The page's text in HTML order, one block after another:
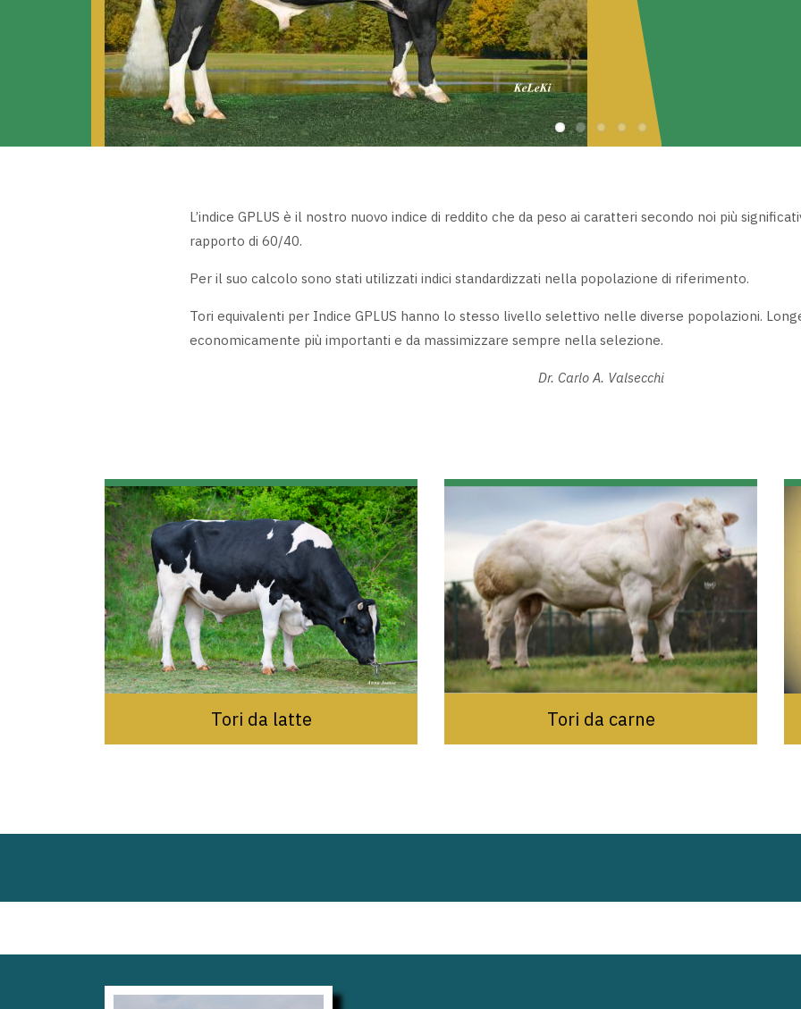
Il toro che la razza
Previous
L’indice GPLUS è il nostro nuovo indice di reddito che da peso ai caratteri secondo noi più
rapporto di 60/40.
Per il suo calcolo sono stati utilizzati indici standardizzati nella popolazione di riferimento.
Tori equivalenti per Indice GPLUS hanno lo stesso livello selettivo nelle diverse popolazioni.
economicamente più importanti e da massimizzare sempre nella selezione.
Dr. Carlo A. Valsecchi
Tori da latte Tori da carne